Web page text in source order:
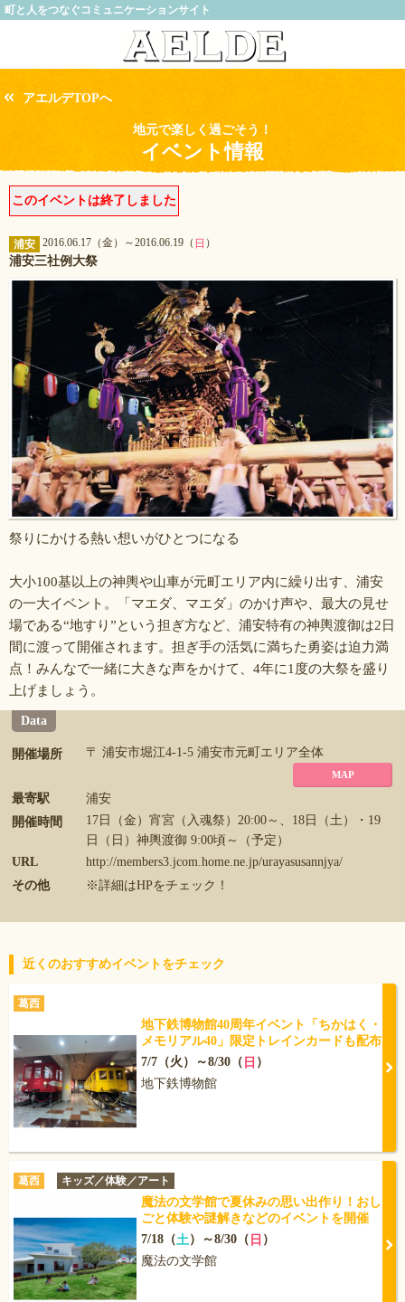
町と人をつなぐコミュニケーションサイト
アエルデTOPへ
地元で楽しく過ごそう！
イベント情報
このイベントは終了しました
浦安 2016.06.17（金）～2016.06.19（ 日 ）
浦安三社例大祭
祭りにかける熱い想いがひとつになる
大小100基以上の神輿や山車が元町エリア内に繰り出す、浦安
の一大イベント。「マエダ、マエダ」のかけ声や、最大の見せ
場である“地すり”という担ぎ方など、浦安特有の神輿渡御は2日
間に渡って開催されます。担ぎ手の活気に満ちた勇姿は迫力満
点！みんなで一緒に大きな声をかけて、4年に1度の大祭を盛り
上げましょう。
Data
開催場所 〒 浦安市堀江4-1-5 浦安市元町エリア全体
MAP
最寄駅
浦安
開催時間
17日（金）宵宮（入魂祭）20:00～、18日（土）・19
日（日）神輿渡御 9:00頃～（予定）
URL
http://members3.jcom.home.ne.jp/urayasusannjya/
その他
※詳細はHPをチェック！
近くのおすすめイベントをチェック
葛西
地下鉄博物館40周年イベント「ちかはく・
メモリアル40」限定トレインカードも配布
7/7（火）～8/30（ 日 ）
地下鉄博物館
葛西 キッズ／体験／アート
魔法の文学館で夏休みの思い出作り！おし
ごと体験や謎解きなどのイベントを開催
7/18（土 ）～8/30（ 日 ）
魔法の文学館